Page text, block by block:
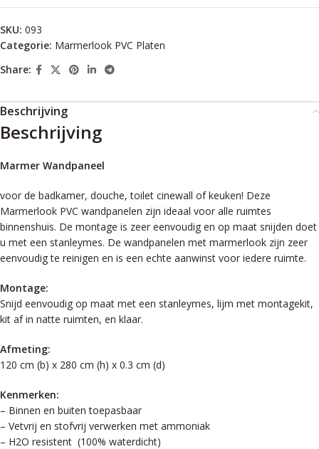
SKU: 093
Categorie: Marmerlook PVC Platen
Share:
Beschrijving
Beschrijving
Marmer Wandpaneel
voor de badkamer, douche, toilet cinewall of keuken! Deze
Marmerlook PVC wandpanelen zijn ideaal voor alle ruimtes
binnenshuis. De montage is zeer eenvoudig en op maat snijden doet
u met een stanleymes. De wandpanelen met marmerlook zijn zeer
eenvoudig te reinigen en is een echte aanwinst voor iedere ruimte.
Montage:
Snijd eenvoudig op maat met een stanleymes, lijm met montagekit,
kit af in natte ruimten, en klaar.
Afmeting:
120 cm (b) x 280 cm (h) x 0.3 cm (d)
Kenmerken:
– Binnen en buiten toepasbaar
– Vetvrij en stofvrij verwerken met ammoniak
– H2O resistent (100% waterdicht)